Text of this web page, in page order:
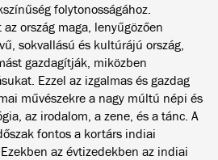
folytonosságához.
ország maga, lenyűgözően
sokvallású és kultúrájú ország,
gazdagítják, miközben
Ezzel az izgalmas és gazdag
művészekre a nagy múltú népi és
az irodalom, a zene, és a tánc. A
fontos a kortárs indiai
az évtizedekben az indiai